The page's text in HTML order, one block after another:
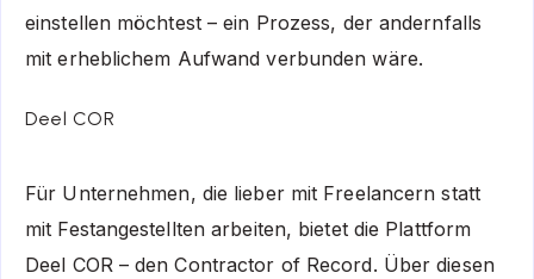
einstellen möchtest – ein Prozess, der andernfalls
mit erheblichem Aufwand verbunden wäre.
Deel COR
Für Unternehmen, die lieber mit Freelancern statt
mit Festangestellten arbeiten, bietet die Plattform
Deel COR – den Contractor of Record. Über diesen